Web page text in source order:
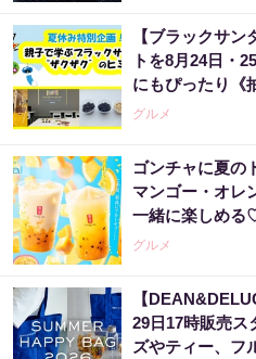
【ブラックサ
トを8月24日・
にもぴったり《
グルメ
ゴンチャに夏の
マンゴー・オレ
一緒に楽しめる
グルメ
【
29日17時販売ス
ズやティー、フ